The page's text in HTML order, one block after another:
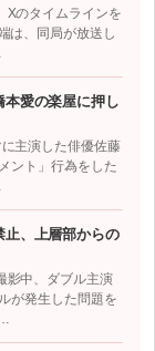
Xのタイムラインを
は、同局が放送し
愛の楽屋に押し
主演した俳優佐藤
ント」行為をした
止、上層部からの
影中、ダブル主演
が発生した問題を